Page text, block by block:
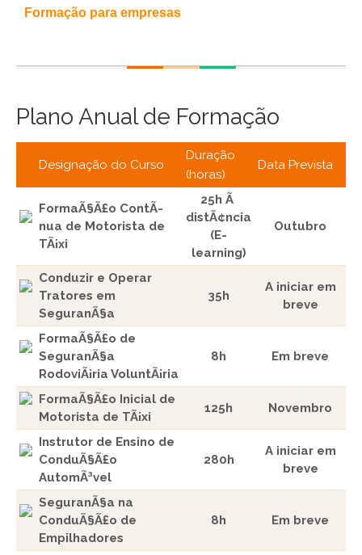
Formação para empresas
Plano Anual de Formação
Designação do Curso
Duração
(horas)
Data Prevista
FormaÃ§Ã£o ContÃ­
nua de Motorista de
TÃ¡xi
25h Ã
distÃ¢ncia
(E-
learning)
Outubro
Conduzir e Operar
Tratores em
SeguranÃ§a
35h
A iniciar em
breve
FormaÃ§Ã£o de
SeguranÃ§a
RodoviÃ¡ria VoluntÃ¡ria
8h Em breve
FormaÃ§Ã£o Inicial de
Motorista de TÃ¡xi
125h Novembro
Instrutor de Ensino de
ConduÃ§Ã£o
AutomÃ³vel
280h
A iniciar em
breve
SeguranÃ§a na
ConduÃ§Ã£o de
Empilhadores
8h Em breve